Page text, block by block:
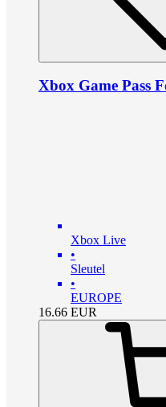
Xbox Game Pass
Xbox Live
•
Sleutel
•
EUROPE
16.66 EUR